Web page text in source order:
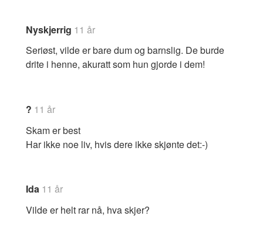
Nyskjerrig 11 år
Seriøst, vilde er bare dum og barnslig. De burde
drite i henne, akuratt som hun gjorde i dem!
? 11 år
Skam er best
Har ikke noe liv, hvis dere ikke skjønte det:-)
Ida 11 år
Vilde er helt rar nå, hva skjer?